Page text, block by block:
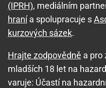
(IPRH), mediálním
hranía spolupracuje s
kurzových sázek.
Hrajte zodpovědně a pro
mladších 18 let na
varuje: Účastí na